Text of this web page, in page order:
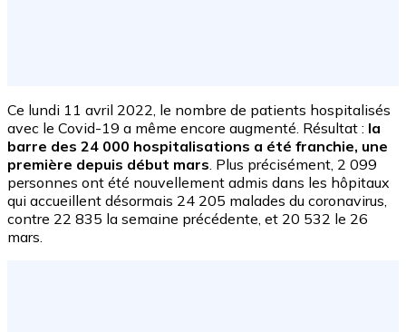
Ce lundi 11 avril 2022, le nombre de patients hospitalisés
avec le Covid-19 a même encore augmenté. Résultat : la
barre des 24 000 hospitalisations a été franchie, une
première depuis début mars. Plus précisément, 2 099
personnes ont été nouvellement admis dans les hôpitaux
qui accueillent désormais 24 205 malades du coronavirus,
contre 22 835 la semaine précédente, et 20 532 le 26
mars.